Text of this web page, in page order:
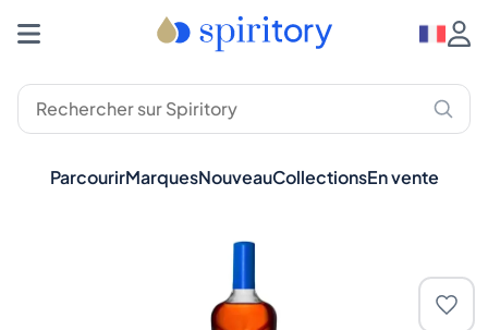
ParcourirMarquesNouveauCollectionsEn vente